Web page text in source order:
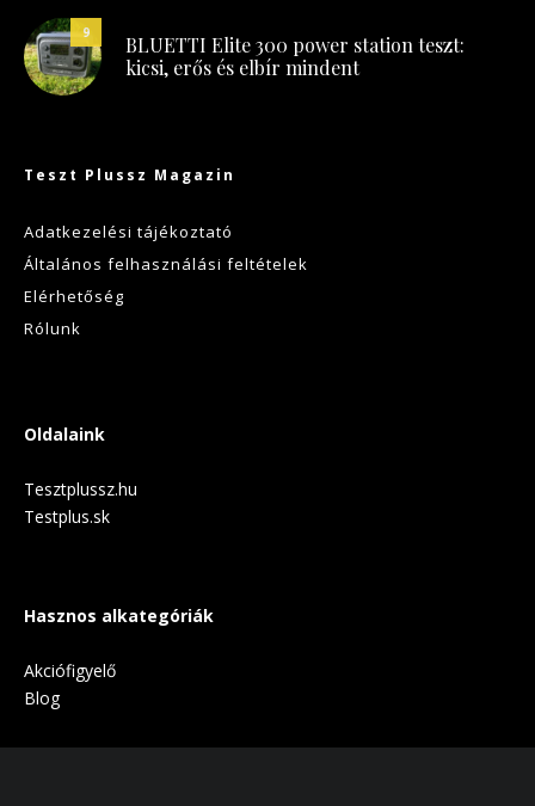
9
BLUETTI Elite 300 power station teszt:
kicsi, erős és elbír mindent
Teszt Plussz Magazin
Adatkezelési tájékoztató
Általános felhasználási feltételek
Elérhetőség
Rólunk
Oldalaink
Tesztplussz.hu
Testplus.sk
Hasznos alkategóriák
Akciófigyelő
Blog